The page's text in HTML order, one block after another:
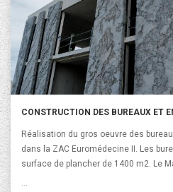
CONSTRUCTION DES BUREAUX ET
Réalisation du gros oeuvre des
dans la ZAC Euromédecine II. Les
surface de plancher de 1400 m2. Le